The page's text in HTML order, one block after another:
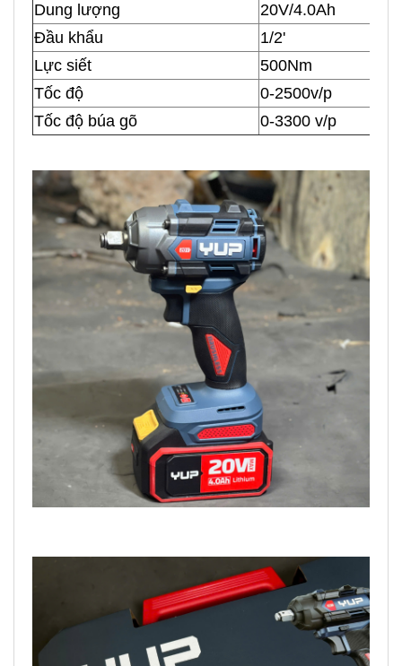
Dung lượng
20V/4.0Ah
Đầu khẩu
1/2'
Lực siết
500Nm
Tốc độ
0-2500v/p
Tốc độ búa gõ
0-3300 v/p